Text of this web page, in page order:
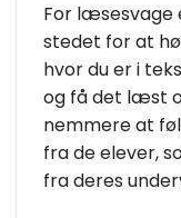
For læsesvage
stedet for at
hvor du er i
og få det læst
nemmere at
fra de elever,
fra deres